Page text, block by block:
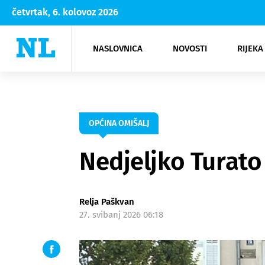
četvrtak, 6. kolovoz 2026
NASLOVNICA NOVOSTI
Rijeka Opatija
NK
Moda
Kultura
OPĆINA OMIŠALJ
Nedjeljko
Relja Paškvan
27. svibanj 2026 06:18